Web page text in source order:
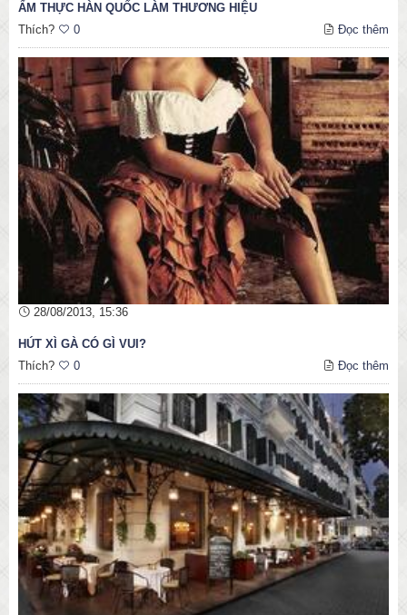
ẨM THỰC HÀN QUỐC LÀM THƯƠNG HIỆU
Thích?
0 Đọc thêm
28/08/2013, 15:36
HÚT XÌ GÀ CÓ GÌ VUI?
Thích?
0 Đọc thêm